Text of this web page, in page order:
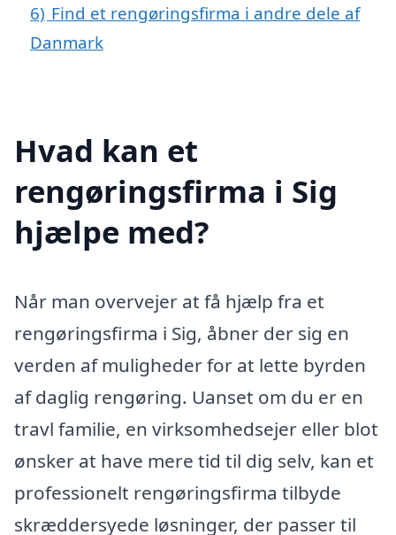
6) Find et rengøringsfirma i andre dele af
Danmark
Hvad kan et
rengøringsfirma i Sig
hjælpe med?
Når man overvejer at få hjælp fra et
rengøringsfirma i Sig, åbner der sig en
verden af muligheder for at lette byrden
af daglig rengøring. Uanset om du er en
travl familie, en virksomhedsejer eller blot
ønsker at have mere tid til dig selv, kan et
professionelt rengøringsfirma tilbyde
skræddersyede løsninger, der passer til